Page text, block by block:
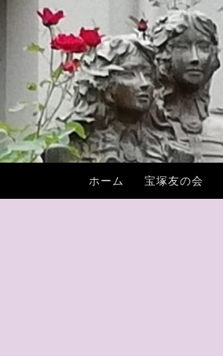
へ
ス
キ
ホーム 宝塚友の会